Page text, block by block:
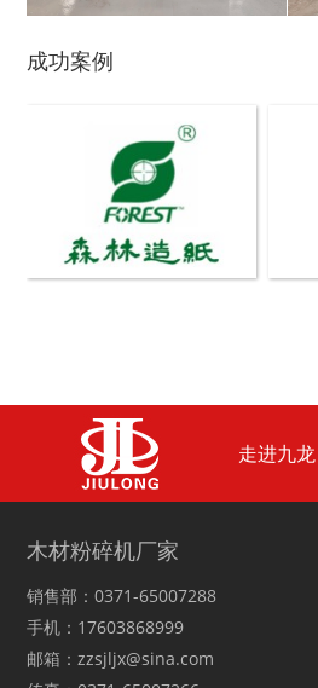
木材切片机
生活垃圾破碎机
废纸破碎机
木材撕碎机
成功案例
走进九龙
木材粉碎机厂家
销售部：0371-65007288
手机：17603868999
邮箱：zzsjljx@sina.com